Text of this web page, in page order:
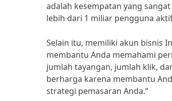
adalah kesempatan yang
lebih dari 1 miliar pengguna
Selain itu, memiliki akun bisnis
membantu Anda memahami
jumlah tayangan, jumlah klik,
berharga karena membantu
strategi pemasaran Anda.”